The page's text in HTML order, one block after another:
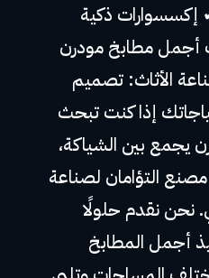
ذكية
أجمل مطابخ مودرن
الأثاث: تصميم
إذا كنت تبحث
بين الشياكة،
مصنع التؤامان لصناعة
نحن نقدم حلولًا
أجمل المطابخ